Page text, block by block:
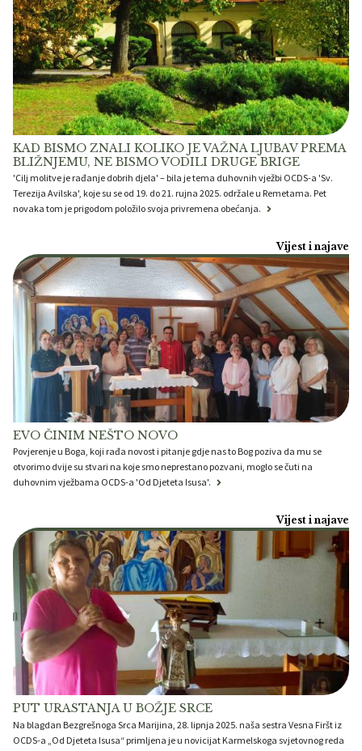
KAD BISMO ZNALI KOLIKO JE VAŽNA LJUBAV PREMA
BLIŽNJEMU, NE BISMO VODILI DRUGE BRIGE
'Cilj molitve je rađanje dobrih djela' – bila je tema duhovnih vježbi OCDS-a 'Sv.
Terezija Avilska', koje su se od 19. do 21. rujna 2025. održale u Remetama. Pet
novaka tom je prigodom položilo svoja privremena obećanja.
Vijest i najave
EVO ČINIM NEŠTO NOVO
Povjerenje u Boga, koji rađa novost i pitanje gdje nas to Bog poziva da mu se
otvorimo dvije su stvari na koje smo neprestano pozvani, moglo se čuti na
duhovnim vježbama OCDS-a 'Od Djeteta Isusa'.
Vijest i najave
PUT URASTANJA U BOŽJE SRCE
Na blagdan Bezgrešnoga Srca Marijina, 28. lipnja 2025. naša sestra Vesna Firšt iz
OCDS-a „Od Djeteta Isusa“ primljena je u novicijat Karmelskoga svjetovnog reda